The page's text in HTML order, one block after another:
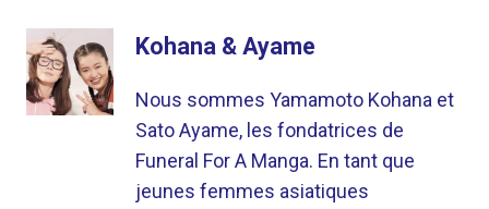
Kohana & Ayame
Nous sommes Yamamoto Kohana et
Sato Ayame, les fondatrices de
Funeral For A Manga. En tant que
jeunes femmes asiatiques